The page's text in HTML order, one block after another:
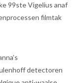
99ste Vigelius anaf
filmtak
detectoren